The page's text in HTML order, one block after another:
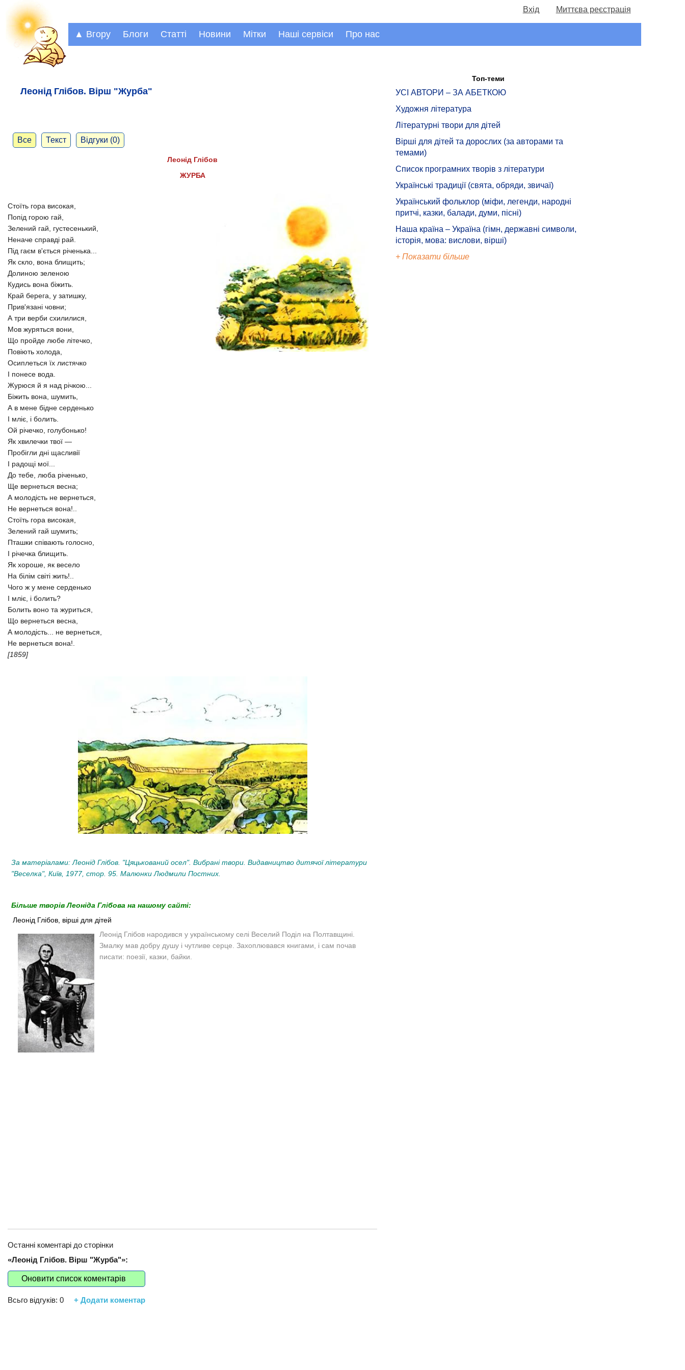
Вхід Миттєва реєстрація
▲ Вгору Блоги Статті Новини Мітки Наші сервіси Про нас
Леонід Глібов. Вірш "Журба"
Все Текст Відгуки (0)
Леонід Глібов
ЖУРБА
Стоїть гора високая,
Попід горою гай,
Зелений гай, густесенький,
Неначе справді рай.
Під гаєм в'ється річенька...
Як скло, вона блищить;
Долиною зеленою
Кудись вона біжить.
Край берега, у затишку,
Прив'язані човни;
А три верби схилилися,
Мов журяться вони,
Що пройде любе літечко,
Повіють холода,
Осиплеться їх листячко
І понесе вода.
Журюся й я над річкою...
Біжить вона, шумить,
А в мене бідне серденько
І мліє, і болить.
Ой річечко, голубонько!
Як хвилечки твої —
Пробігли дні щасливії
І радощі мої...
До тебе, люба річенько,
Ще вернеться весна;
А молодість не вернеться,
Не вернеться вона!..
Стоїть гора високая,
Зелений гай шумить;
Пташки співають голосно,
І річечка блищить.
Як хороше, як весело
На білім світі жить!..
Чого ж у мене серденько
І мліє, і болить?
Болить воно та журиться,
Що вернеться весна,
А молодість... не вернеться,
Не вернеться вона!.
[1859]
За матеріалами: Леонід Глібов. "Цяцькований осел". Вибрані твори. Видавництво дитячої літератури
"Веселка", Київ, 1977, стор. 95. Малюнки Людмили Постних​.
Більше творів Леоніда Глібова на нашому сайті:
Леонід Глібов, вірші для дітей
Леонід Глібов народився у українському селі Веселий Поділ на Полтавщині.
Змалку мав добру душу і чутливе серце. Захоплювався книгами, і сам почав
писати: поезії, казки, байки.
Останні коментарі до сторінки
«Леонід Глібов. Вірш "Журба"»:
Оновити список коментарів
Всьго відгуків: 0 + Додати коментар
Топ-теми
УСІ АВТОРИ – ЗА АБЕТКОЮ
Художня література
Літературні твори для дітей
Вірші для дітей та дорослих (за авторами та
темами)
Список програмних творів з літератури
Українські традиції (свята, обряди, звичаї)
Український фольклор (міфи, легенди, народні
притчі, казки, балади, думи, пісні)
Наша країна – Україна (гімн, державні символи,
історія, мова: вислови, вірші)
+ Показати більше